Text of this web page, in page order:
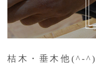
桔木・垂木他(^-^)